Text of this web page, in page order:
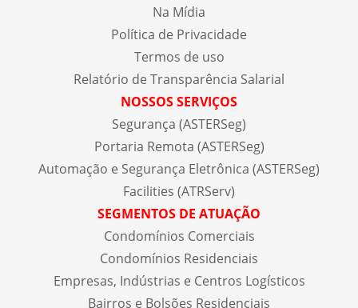
Na Mídia
Política de Privacidade
Termos de uso
Relatório de Transparência Salarial
NOSSOS SERVIÇOS
Segurança (ASTERSeg)
Portaria Remota (ASTERSeg)
Automação e Segurança Eletrônica (ASTERSeg)
Facilities (ATRServ)
SEGMENTOS DE ATUAÇÃO
Condomínios Comerciais
Condomínios Residenciais
Empresas, Indústrias e Centros Logísticos
Bairros e Bolsões Residenciais